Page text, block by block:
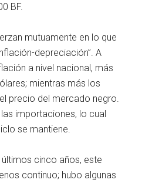
BF.
mutuamente en lo que
depreciación”. A
a nivel nacional, más
mientras más los
precio del mercado negro.
importaciones, lo cual
se mantiene.
cinco años, este
continuo; hubo algunas